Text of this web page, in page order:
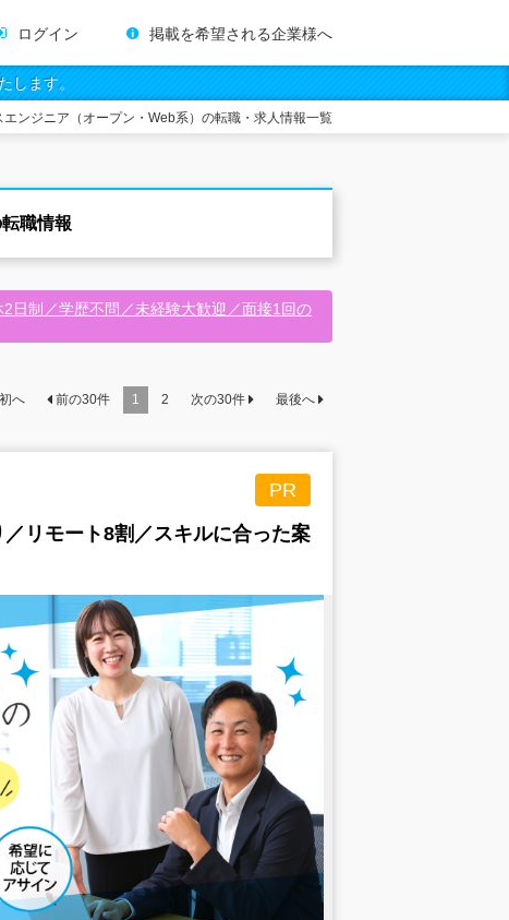
ログイン 掲載を希望される企業様へ
します。
エンジニア（オープン・Web系）の転職・求人情報一覧
職情報
制／学歴不問／未経験大歓迎／面接1回の
へ 前の30件 1 2 次の30件 最後へ
PR
リモート8割／スキルに合った案